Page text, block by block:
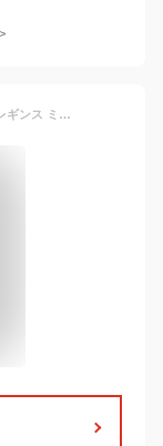
【送料無料】スカッツ 子供服 女の子 裏起毛レギンス ミニスカート プリーツスカート フレアスカート 伸縮性 厚手 あったか 暖かい 安心感 お洒落 可愛い ガールズ キッズ ジュニア 秋冬 冬新作